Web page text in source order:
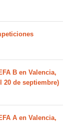
B en Valencia,
20 de septiembre)
A en Valencia,